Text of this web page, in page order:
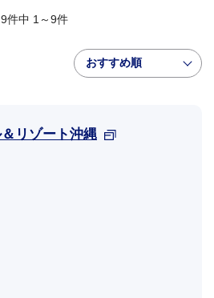
9件中 1～9件
おすすめ順
リゾート沖縄